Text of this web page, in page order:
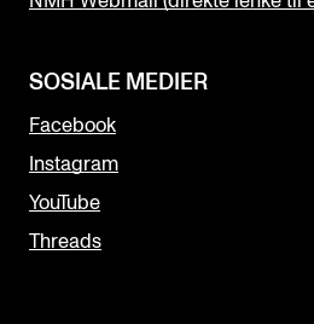
SOSIALE MEDIER
Facebook
Instagram
YouTube
Threads